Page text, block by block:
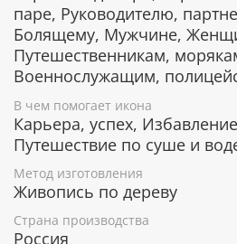
Защита от врагов и зла.
Помощь военным.
Помощь в трудных
Защита в пути.
Защита от аварий,
катаклизмов.
Защита от краж и
Помощь в новом
Архистратиг Михаил
паре, Руководителю,
Болящему, Мужчине,
Путешественникам,
Военнослужащим,
В чем помогает икона
Карьера, успех,
Путешествие по суше и
Метод изготовления
Живопись по дереву
Страна производства
Россия